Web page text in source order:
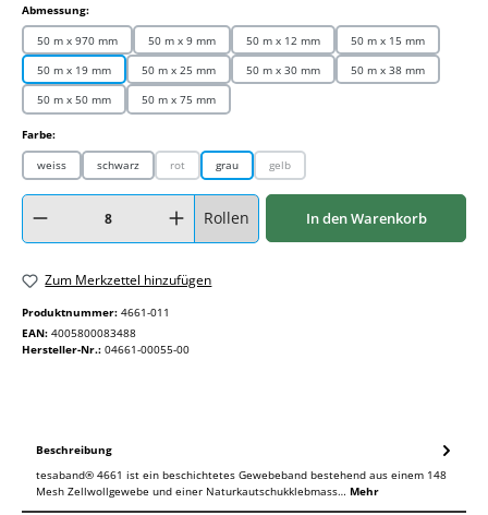
Abmessung:auswählen
50 m x 970 mm 50 m x 9 mm 50 m x 12 mm
50 m x 15 mm
50 m x 19 mm
50 m x 25 mm 50 m x 30 mm
50 m x 38 mm
50 m x 50 mm
50 m x 75 mm
Farbe:auswählen
weiss schwarz rot
(Diese Option ist zurzeit nicht verfügbar.)
grau gelb
(Diese Option ist zurzeit nicht verfügbar.)
Produkt Anzahl: Gib den gewünschten Wert ein oder benutze die Schaltflächen
Rollen In den Warenkorb
Zum Merkzettel hinzufügen
Produktnummer: 4661-011
EAN: 4005800083488
Hersteller-Nr.: 04661-00055-00
Beschreibung
tesaband® 4661 ist ein beschichtetes Gewebeband bestehend aus einem 148
Mesh Zellwollgewebe und einer Naturkautschukklebmass… Mehr